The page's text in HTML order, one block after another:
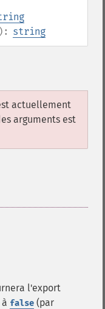
): string
actuellement
arguments est
l'export
false (par